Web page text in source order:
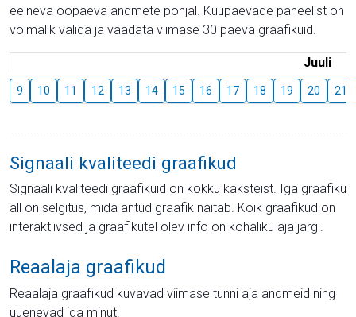
eelneva ööpäeva andmete põhjal. Kuupäevade paneelist on
võimalik valida ja vaadata viimase 30 päeva graafikuid.
Juuli
9 10 11 12 13 14 15 16 17 18 19 20 21
Signaali kvaliteedi graafikud
Signaali kvaliteedi graafikuid on kokku kaksteist. Iga graafiku
all on selgitus, mida antud graafik näitab. Kõik graafikud on
interaktiivsed ja graafikutel olev info on kohaliku aja järgi.
Reaalaja graafikud
Reaalaja graafikud kuvavad viimase tunni aja andmeid ning
uuenevad iga minut.